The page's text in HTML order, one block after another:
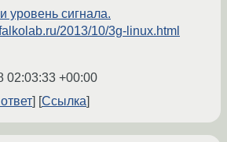
уровень сигнала.
2013/10/3g-linux.html
02:03:33 +00:00
Ссылка